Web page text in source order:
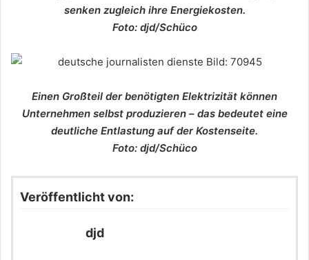
senken zugleich ihre Energiekosten.
Foto: djd/Schüco
Einen Großteil der benötigten Elektrizität können
Unternehmen selbst produzieren – das bedeutet eine
deutliche Entlastung auf der Kostenseite.
Foto: djd/Schüco
Veröffentlicht von:
djd